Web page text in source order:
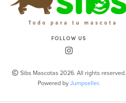
FOLLOW US
Sibs Mascotas 2026. All rights reserved.
Powered byJumpseller.